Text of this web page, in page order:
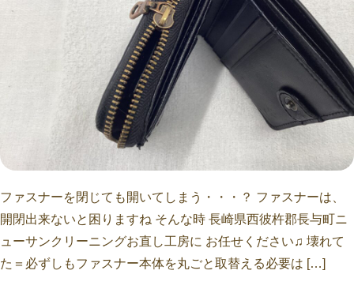
ファスナーを閉じても開いてしまう・・・？ ファスナーは、
開閉出来ないと困りますね そんな時 長崎県西彼杵郡長与町ニ
ューサンクリーニングお直し工房に お任せください♫ 壊れて
た＝必ずしもファスナー本体を丸ごと取替える必要は […]